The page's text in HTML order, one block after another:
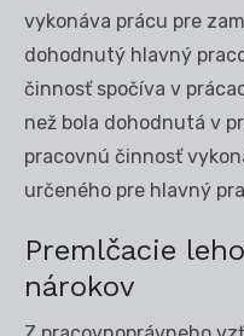
vykonáva prácu pre
dohodnutý hlavný
činnosť spočíva v
než bola dohodnutá v
pracovnú činnosť
určeného pre hlavný
Premlčacie
nárokov